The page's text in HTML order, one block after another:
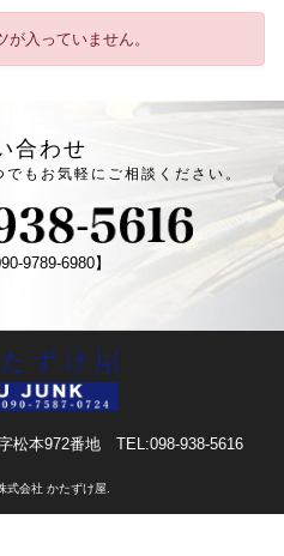
入っていません。
合わせ
でもお気軽にご相談ください。
9789-6980】
松本972番地 TEL:098-938-5616
会社 かたずけ屋.